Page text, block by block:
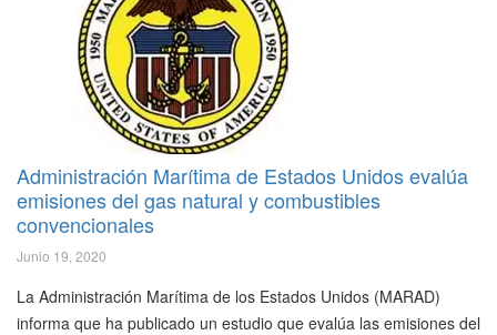
Administración Marítima de Estados Unidos evalúa
emisiones del gas natural y combustibles
convencionales
Junio 19, 2020
La Administración Marítima de los Estados Unidos (MARAD)
informa que ha publicado un estudio que evalúa las emisiones del